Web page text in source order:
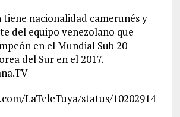
nacionalidad camerunés y
del equipo venezolano que
en el Mundial Sub 20
del Sur en el 2017.
LaTeleTuya/status/10202914